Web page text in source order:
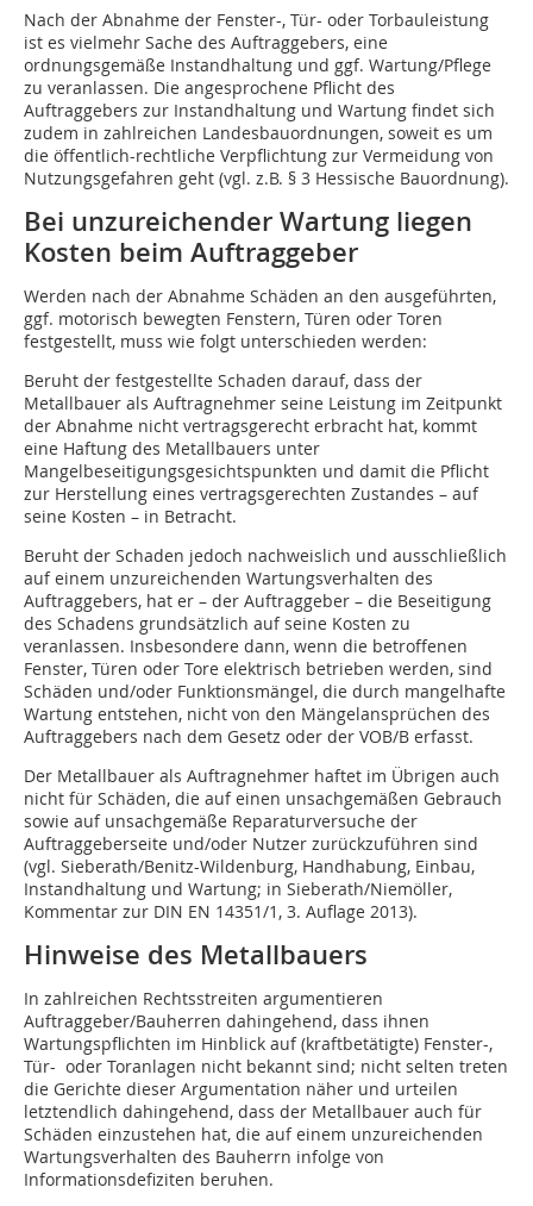
Nach der Abnahme der Fenster-, Tür- oder Torbauleistung
ist es vielmehr Sache des Auftraggebers, eine
ordnungsgemäße Instandhaltung und ggf. Wartung/Pflege
zu veranlassen. Die angesprochene Pflicht des
Auftraggebers zur Instandhaltung und Wartung findet sich
zudem in zahlreichen Landesbauordnungen, soweit es um
die öffentlich-rechtliche Verpflichtung zur Vermeidung von
Nutzungsgefahren geht (vgl. z.B. § 3 Hessische Bauordnung).
Bei unzureichender Wartung liegen
Kosten beim Auftraggeber
Werden nach der Abnahme Schäden an den ausgeführten,
ggf. motorisch bewegten Fenstern, Türen oder Toren
festgestellt, muss wie folgt unterschieden werden:
Beruht der festgestellte Schaden darauf, dass der
Metallbauer als Auftragnehmer seine Leistung im Zeitpunkt
der Abnahme nicht vertragsgerecht erbracht hat, kommt
eine Haftung des Metallbauers unter
Mangelbeseitigungsgesichtspunkten und damit die Pflicht
zur Herstellung eines vertragsgerechten Zustandes – auf
seine Kosten – in Betracht.
Beruht der Schaden jedoch nachweislich und ausschließlich
auf einem unzureichenden Wartungsverhalten des
Auftraggebers, hat er – der Auftraggeber – die Beseitigung
des Schadens grundsätzlich auf seine Kosten zu
veranlassen. Insbesondere dann, wenn die betroffenen
Fenster, Türen oder Tore elektrisch betrieben werden, sind
Schäden und/oder Funktionsmängel, die durch mangelhafte
Wartung entstehen, nicht von den Mängelansprüchen des
Auftraggebers nach dem Gesetz oder der VOB/B erfasst.
Der Metallbauer als Auftragnehmer haftet im Übrigen auch
nicht für Schäden, die auf einen unsachgemäßen Gebrauch
sowie auf unsachgemäße Reparaturversuche der
Auftraggeberseite und/oder Nutzer zurückzuführen sind
(vgl. Sieberath/Benitz-Wildenburg, Handhabung, Einbau,
Instandhaltung und Wartung; in Sieberath/Niemöller,
Kommentar zur DIN EN 14351/1, 3. Auflage 2013).
Hinweise des Metallbauers
In zahlreichen Rechtsstreiten argumentieren
Auftraggeber/Bauherren dahingehend, dass ihnen
Wartungspflichten im Hinblick auf (kraftbetätigte) Fenster-,
Tür- oder Toranlagen nicht bekannt sind; nicht selten treten
die Gerichte dieser Argumentation näher und urteilen
letztendlich dahingehend, dass der Metallbauer auch für
Schäden einzustehen hat, die auf einem unzureichenden
Wartungsverhalten des Bauherrn infolge von
Informationsdefiziten beruhen.